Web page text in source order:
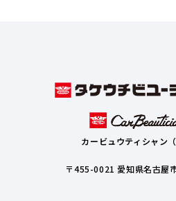
カービュウティシャン
〒455-0021 愛知県名古屋